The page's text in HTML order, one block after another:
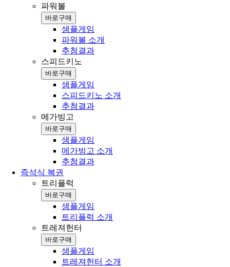
파워볼
바로구매
샘플게임
파워볼 소개
추첨결과
스피드키노
바로구매
샘플게임
스피드키노 소개
추첨결과
메가빙고
바로구매
샘플게임
메가빙고 소개
추첨결과
즉석식 복권
트리플럭
바로구매
샘플게임
트리플럭 소개
트레져헌터
바로구매
샘플게임
트레져헌터 소개